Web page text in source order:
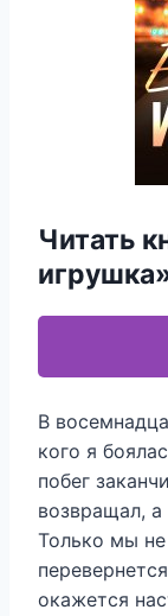
Читать
В
кого я
побег
возвращал,
Только мы
окажется